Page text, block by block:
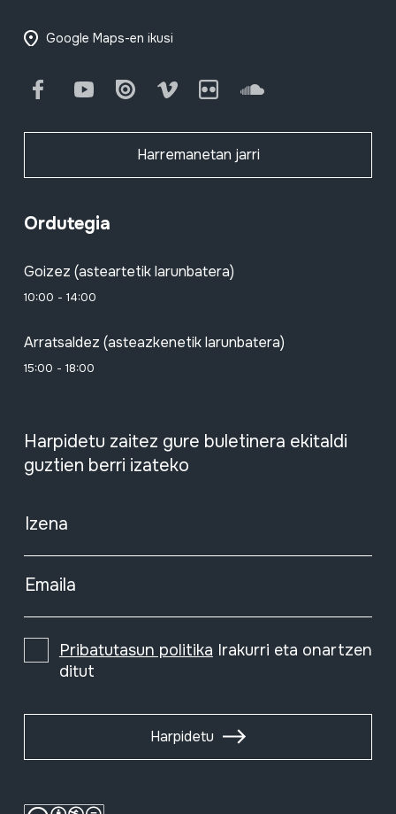
Google Maps-en ikusi
FacebookYoutube Issuu Vimeo Flickr SoundCloud
Harremanetan jarri
Ordutegia
Goizez (asteartetik larunbatera)
10:00 - 14:00
Arratsaldez (asteazkenetik larunbatera)
15:00 - 18:00
Harpidetu zaitez gure buletinera ekitaldi
guztien berri izateko
Izena
Emaila
Pribatutasun politika Irakurri eta onartzen
ditut
Harpidetu